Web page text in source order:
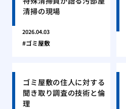
清掃の現場
2026.04.03
ゴミ屋敷
ゴミ屋敷の住人に対する
聞き取り調査の技術と倫
理